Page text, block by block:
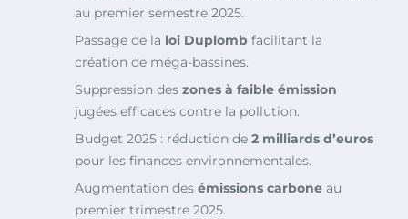
au premier semestre 2025.
Passage de la loi Duplomb facilitant la
création de méga-bassines.
Suppression des zones à faible émission
jugées efficaces contre la pollution.
Budget 2025 : réduction de 2 milliards d’euros
pour les finances environnementales.
Augmentation des émissions carbone au
premier trimestre 2025.